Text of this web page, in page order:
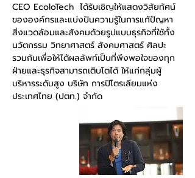
CEO EcoloTech ได้รับเชิญให้แสดงวิสัยทัศน์
ขององค์กรและแบ่งปันความรู้ในการแก้ปัญหา
สิ่งแวดล้อมและสังคมด้วยรูปแบบธุรกิจที่ใช้ทั้ง
นวัตกรรม วิทยาศาสตร์ สังคมศาสตร์ ศิลปะ
รวมกันเพื่อให้ได้ผลลัพท์เป็นที่พึงพอใจของทุก
ฝ่ายและธุรกิจสามารถเติบโตได้ ให้แก่กลุ่มผู้
บริหารระดับสูง บริษัท การปิโตรเลียมแห่ง
ประเทศไทย (ปตท.) จำกัด